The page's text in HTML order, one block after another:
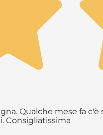
Qualche mese fa
Consigliatissima